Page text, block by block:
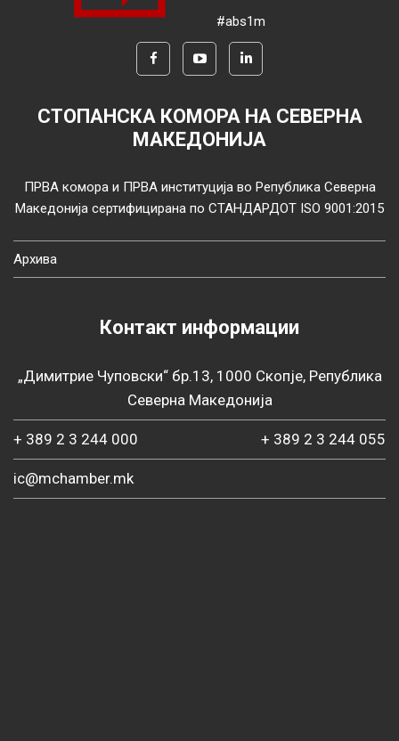
#abs1m
СТОПАНСКА КОМОРА НА СЕВЕРНА
МАКЕДОНИЈА
ПРВА комора и ПРВА институција во Република Северна
Македонија сертифицирана по СТАНДАРДОТ ISO 9001:2015
Архива
Контакт информации
„Димитрие Чуповски“ бр.13, 1000 Скопје, Република
Северна Македонија
+ 389 2 3 244 000 + 389 2 3 244 055
ic@mchamber.mk